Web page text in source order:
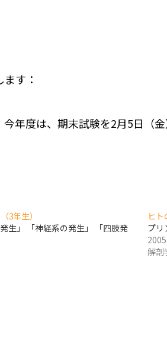
す：
年度は、期末試験を2月5日（
3年生）
生」 「神経系の発生」 「四肢発
ヒ
プリ
解剖